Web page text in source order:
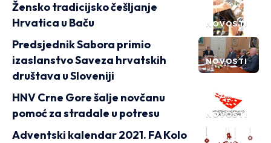
NOVOSTI
Žensko tradicijsko češljanje
Hrvatica u Baču
NOVOSTI
Predsjednik Sabora primio
izaslanstvo Saveza hrvatskih
društava u Sloveniji
NOVOSTI
HNV Crne Gore šalje novčanu
pomoć za stradale u potresu
Adventski kalendar 2021. FA Kolo